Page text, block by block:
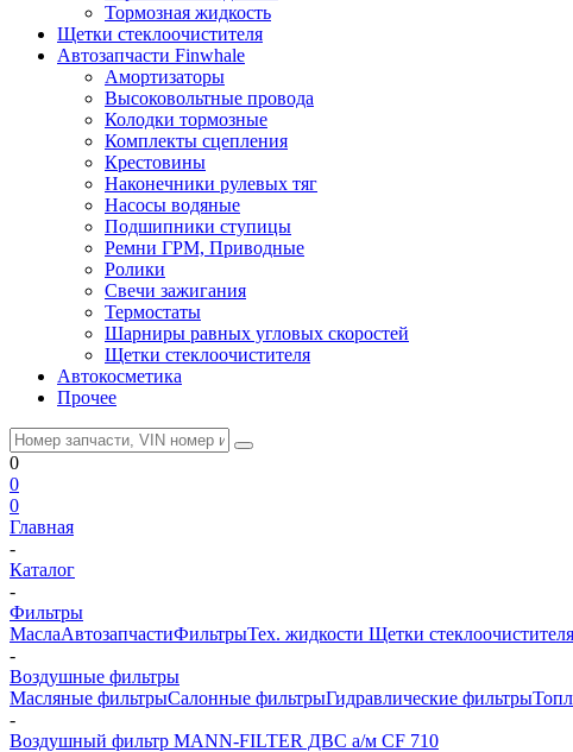
Тормозная жидкость
Щетки стеклоочистителя
Автозапчасти Finwhale
Амортизаторы
Высоковольтные провода
Колодки тормозные
Комплекты сцепления
Крестовины
Наконечники рулевых тяг
Насосы водяные
Подшипники ступицы
Ремни ГРМ, Приводные
Ролики
Свечи зажигания
Термостаты
Шарниры равных угловых скоростей
Щетки стеклоочистителя
Автокосметика
Прочее
0
0
0
Главная
-
Каталог
-
Фильтры
МаслаАвтозапчастиФильтрыТех. жидкости Щетки стеклоочистителя
-
Воздушные фильтры
Масляные фильтрыСалонные фильтрыГидравлические фильтры
-
Воздушный фильтр MANN-FILTER ДВС а/м CF 710